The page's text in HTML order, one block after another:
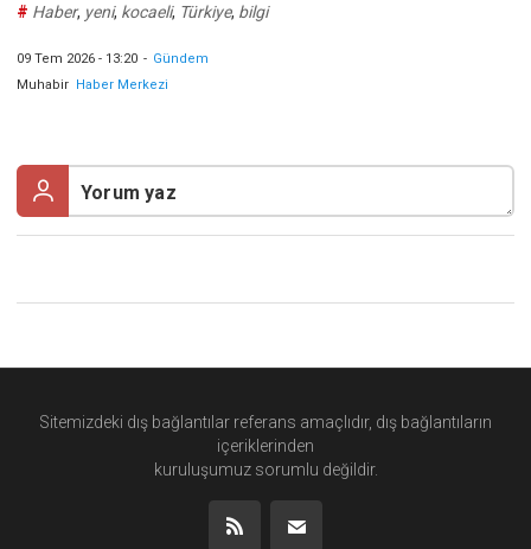
# Haber, yeni, kocaeli, Türkiye, bilgi
09 Tem 2026 - 13:20 - Gündem
Muhabir Haber Merkezi
Sitemizdeki dış bağlantılar referans amaçlıdır, dış bağlantıların
içeriklerinden
kuruluşumuz sorumlu değildir.